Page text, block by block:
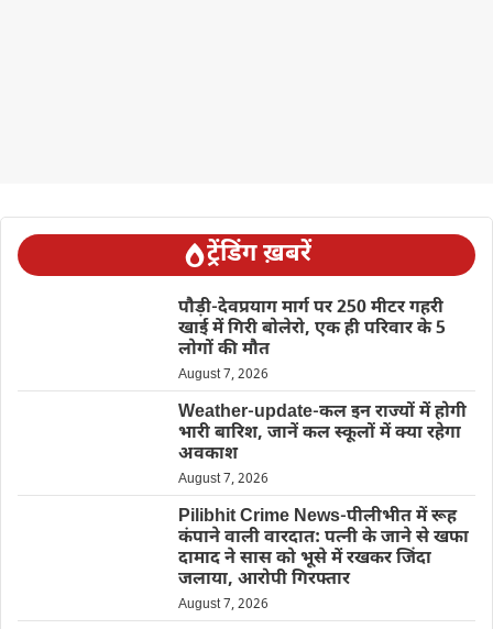
ट्रेंडिंग ख़बरें
पौड़ी-देवप्रयाग मार्ग पर 250 मीटर गहरी
खाई में गिरी बोलेरो, एक ही परिवार के 5
लोगों की मौत
August 7, 2026
Weather-update-कल इन राज्यों में होगी
भारी बारिश, जानें कल स्कूलों में क्या रहेगा
अवकाश
August 7, 2026
Pilibhit Crime News-पीलीभीत में रूह
कंपाने वाली वारदात: पत्नी के जाने से खफा
दामाद ने सास को भूसे में रखकर जिंदा
जलाया, आरोपी गिरफ्तार
August 7, 2026